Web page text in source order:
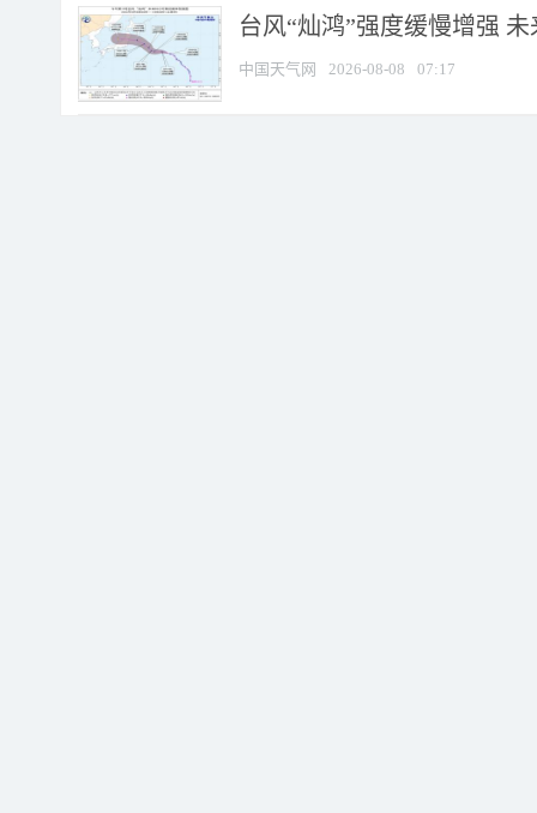
台风“灿鸿”强度缓慢增强
中国天气网 2026-08-08 07:17